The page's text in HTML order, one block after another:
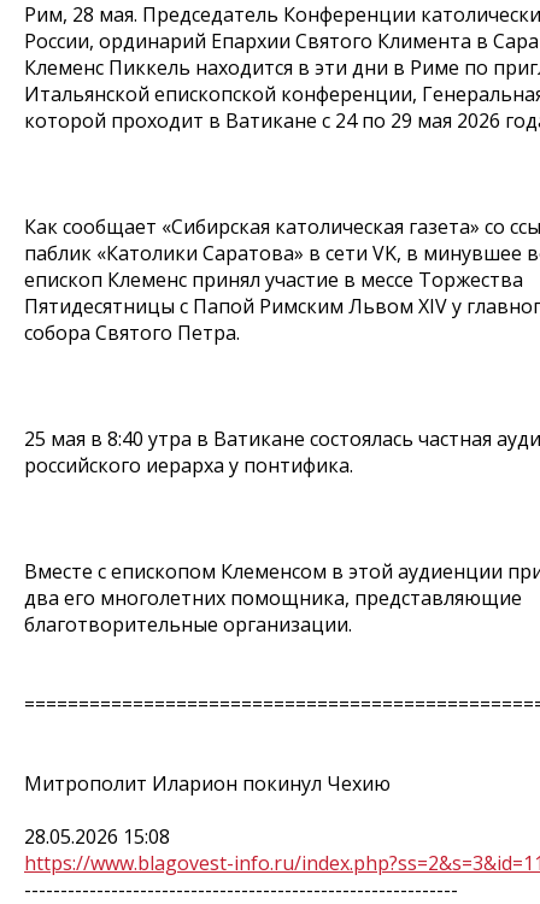
Рим, 28 мая. Председатель Конференции
России, ординарий Епархии Святого Климента в
Клеменс Пиккель находится в эти дни в Риме по
Итальянской епископской конференции,
которой проходит в Ватикане с 24 по 29 мая 2026
Как сообщает «Сибирская католическая газета» со
паблик «Католики Саратова» в сети VK, в минувшее
епископ Клеменс принял участие в мессе Торжества
Пятидесятницы с Папой Римским Львом XIV у
собора Святого Петра.
25 мая в 8:40 утра в Ватикане состоялась частная
российского иерарха у понтифика.
Вместе с епископом Клеменсом в этой аудиенции
два его многолетних помощника, представляющие
благотворительные организации.
Митрополит Иларион покинул Чехию
28.05.2026 15:08
https://www.blagovest-info.ru/
------------------------------------------------------------